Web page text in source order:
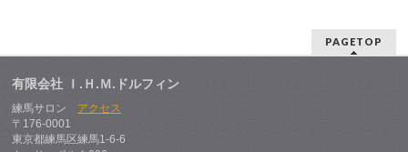
PAGETOP
有限会社 Ｉ.Ｈ.Ｍ.ドルフィン
練馬サロン アクセス
〒176-0001
東京都練馬区練馬1-6-6